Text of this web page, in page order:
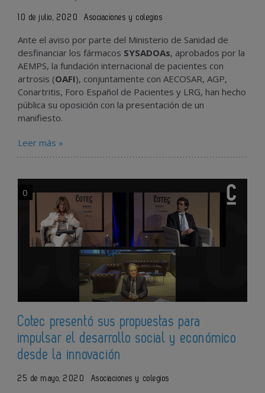
10 de julio, 2020 Asociaciones y colegios
Ante el aviso por parte del Ministerio de Sanidad de
desfinanciar los fármacos SYSADOAs, aprobados por la
AEMPS, la fundación internacional de pacientes con
artrosis (OAFI), conjuntamente con AECOSAR, AGP,
Conartritis, Foro Español de Pacientes y LRG, han hecho
pública su oposición con la presentación de un
manifiesto.
Leer más »
0
Cotec presentó sus propuestas para
impulsar el desarrollo social y económico
desde la innovación
25 de mayo, 2020 Asociaciones y colegios